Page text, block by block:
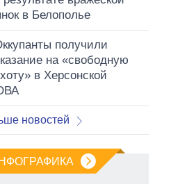
в Белополье
получили
на «свободную
в Херсонской
новостей